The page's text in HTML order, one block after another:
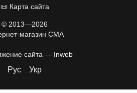
📜 Карта сайта
© 2013—2026
магазин CMA
сайта — Inweb
Рус Укр